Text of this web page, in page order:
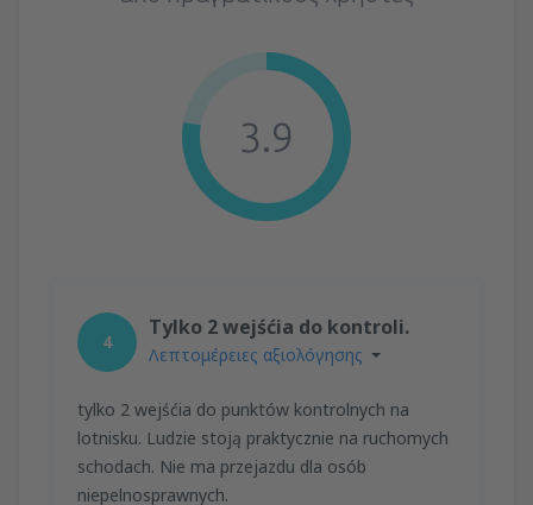
3.9
4
Tylko 2 wejśćia do kontroli.
Λεπτομέρειες αξιολόγησης
tylko 2 wejśćia do punktów kontrolnych na
lotnisku. Ludzie stoją praktycznie na ruchomych
schodach. Nie ma przejazdu dla osób
niepelnosprawnych.